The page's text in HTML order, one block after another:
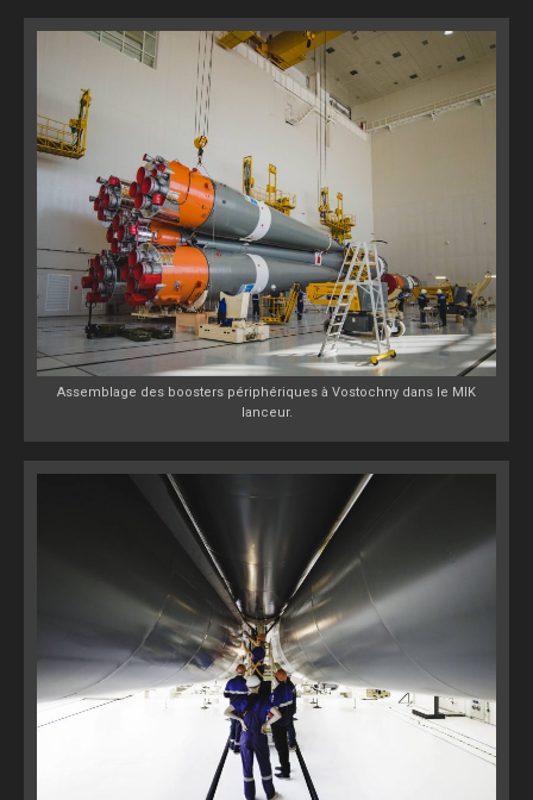
Assemblage des boosters périphériques à Vostochny dans le MIK
lanceur.